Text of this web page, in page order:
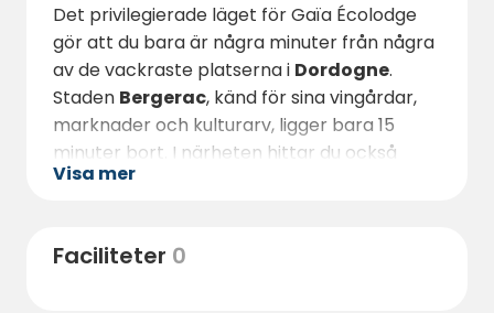
Det privilegierade läget för Gaïa Écolodge
gör att du bara är några minuter från några
av de vackraste platserna i Dordogne.
Staden Bergerac, känd för sina vingårdar,
marknader och kulturarv, ligger bara 15
minuter bort. I närheten hittar du också
restauranger
Utforska bastidstäderna, de medeltida
Visa mer
Faciliteter 0